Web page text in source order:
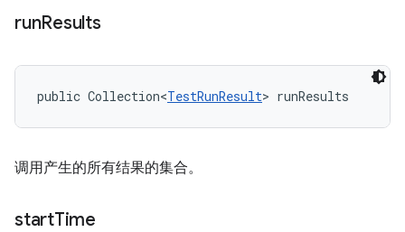
runResults
public Collection<TestRunResult> runResults
调用产生的所有结果的集合。
startTime